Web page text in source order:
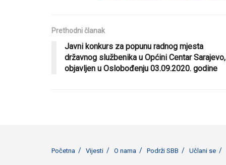
Prethodni članak
Javni konkurs za popunu radnog mjesta
državnog službenika u Općini Centar Sarajevo,
objavljen u Oslobođenju 03.09.2020. godine
Početna Vijesti O nama Podrži SBB Učlani se